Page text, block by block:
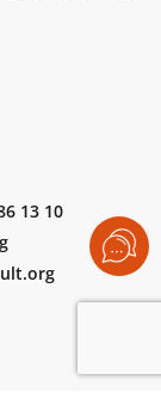
13 10